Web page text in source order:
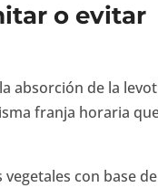
o evitar
absorción de la
franja horaria
con base